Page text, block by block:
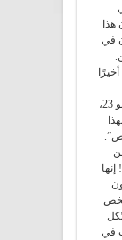
هذا
في
“أُذكُرني يا يسوع إِذا ما جئتَ في مَلَكوتِكَ” (لو 23،
شخص
في